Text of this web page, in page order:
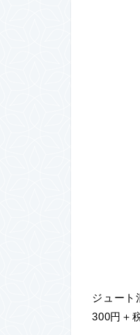
ジュー
300円＋